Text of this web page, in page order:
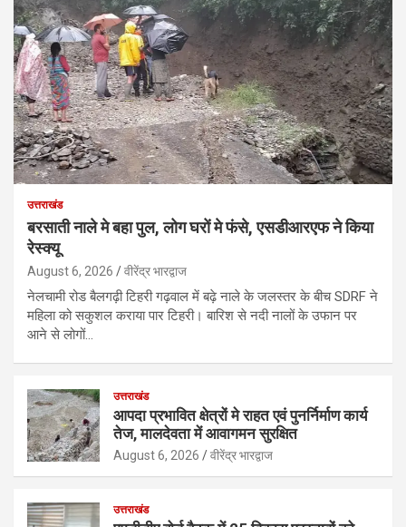
उत्तराखंड
बरसाती नाले मे बहा पुल, लोग घरों मे फंसे, एसडीआरएफ ने किया
रेस्क्यू
August 6, 2026 वीरेंद्र भारद्वाज
नेलचामी रोड बैलगढ़ी टिहरी गढ़वाल में बढ़े नाले के जलस्तर के बीच SDRF ने
महिला को सकुशल कराया पार टिहरी। बारिश से नदी नालों के उफान पर
आने से लोगों…
उत्तराखंड
आपदा प्रभावित क्षेत्रों मे राहत एवं पुनर्निर्माण कार्य
तेज, मालदेवता में आवागमन सुरक्षित
August 6, 2026 वीरेंद्र भारद्वाज
उत्तराखंड